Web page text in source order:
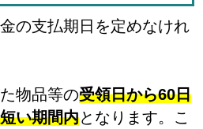
の支払期日を定めなけれ
物品等の受領日から60日
い期間内となります。こ